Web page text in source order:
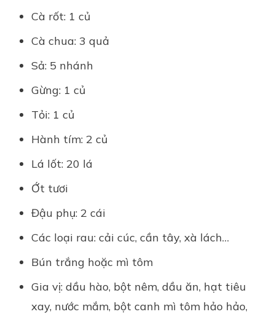
Cà rốt: 1 củ
Cà chua: 3 quả
Sả: 5 nhánh
Gừng: 1 củ
Tỏi: 1 củ
Hành tím: 2 củ
Lá lốt: 20 lá
Ớt tươi
Đậu phụ: 2 cái
Các loại rau: cải cúc, cần tây, xà lách…
Bún trắng hoặc mì tôm
Gia vị: dầu hào, bột nêm, dầu ăn, hạt tiêu
xay, nước mắm, bột canh mì tôm hảo hảo,